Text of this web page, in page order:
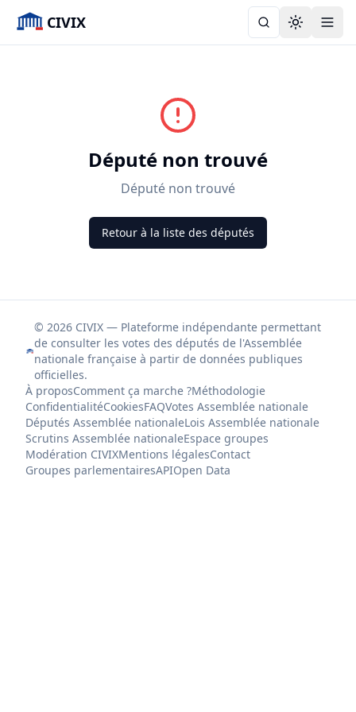
CIVIX Toggle
Député non trouvé
Député non trouvé
Retour à la liste des députés
© 2026 CIVIX — Plateforme indépendante permettant
de consulter les votes des députés de l'Assemblée
nationale française à partir de données publiques
officielles.
À proposComment ça marche ?Méthodologie
ConfidentialitéCookiesFAQVotes Assemblée nationale
Députés Assemblée nationaleLois Assemblée nationale
Scrutins Assemblée nationaleEspace groupes
Modération CIVIXMentions légalesContact
Groupes parlementairesAPIOpen Data